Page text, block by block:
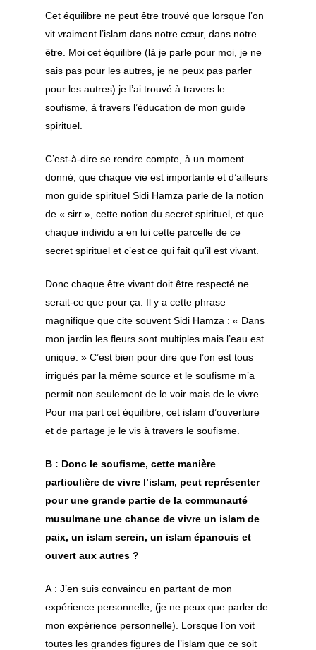
Cet équilibre ne peut être trouvé que lorsque l’on
vit vraiment l’islam dans notre cœur, dans notre
être. Moi cet équilibre (là je parle pour moi, je ne
sais pas pour les autres, je ne peux pas parler
pour les autres) je l’ai trouvé à travers le
soufisme, à travers l’éducation de mon guide
spirituel.
C’est-à-dire se rendre compte, à un moment
donné, que chaque vie est importante et d’ailleurs
mon guide spirituel Sidi Hamza parle de la notion
de « sirr », cette notion du secret spirituel, et que
chaque individu a en lui cette parcelle de ce
secret spirituel et c’est ce qui fait qu’il est vivant.
Donc chaque être vivant doit être respecté ne
serait-ce que pour ça. Il y a cette phrase
magnifique que cite souvent Sidi Hamza : « Dans
mon jardin les fleurs sont multiples mais l’eau est
unique. » C’est bien pour dire que l’on est tous
irrigués par la même source et le soufisme m’a
permit non seulement de le voir mais de le vivre.
Pour ma part cet équilibre, cet islam d’ouverture
et de partage je le vis à travers le soufisme.
B : Donc le soufisme, cette manière
particulière de vivre l’islam, peut représenter
pour une grande partie de la communauté
musulmane une chance de vivre un islam de
paix, un islam serein, un islam épanouis et
ouvert aux autres ?
A : J’en suis convaincu en partant de mon
expérience personnelle, (je ne peux que parler de
mon expérience personnelle). Lorsque l’on voit
toutes les grandes figures de l’islam que ce soit